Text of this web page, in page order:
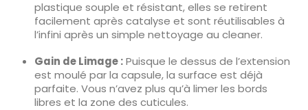
plastique souple et résistant, elles se retirent
facilement après catalyse et sont réutilisables à
l’infini après un simple nettoyage au cleaner.
Gain de Limage :Puisque le dessus de l’extension
est moulé par la capsule, la surface est déjà
parfaite. Vous n’avez plus qu’à limer les bords
libres et la zone des cuticules.